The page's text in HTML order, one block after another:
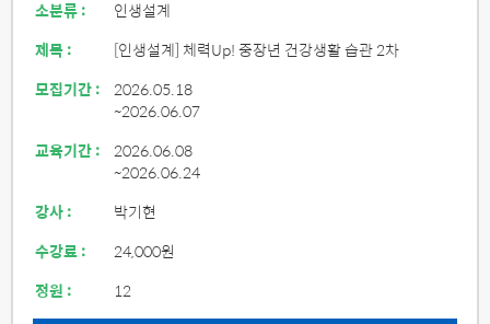
소분류 :
인생설계
제목 :
[인생설계] 체력Up! 중장년 건강생활 습관 2차
모집기간 : 2026.05.18
~2026.06.07
교육기간 : 2026.06.08
~2026.06.24
강사 :
박기현
수강료 :
24,000원
정원 :
12